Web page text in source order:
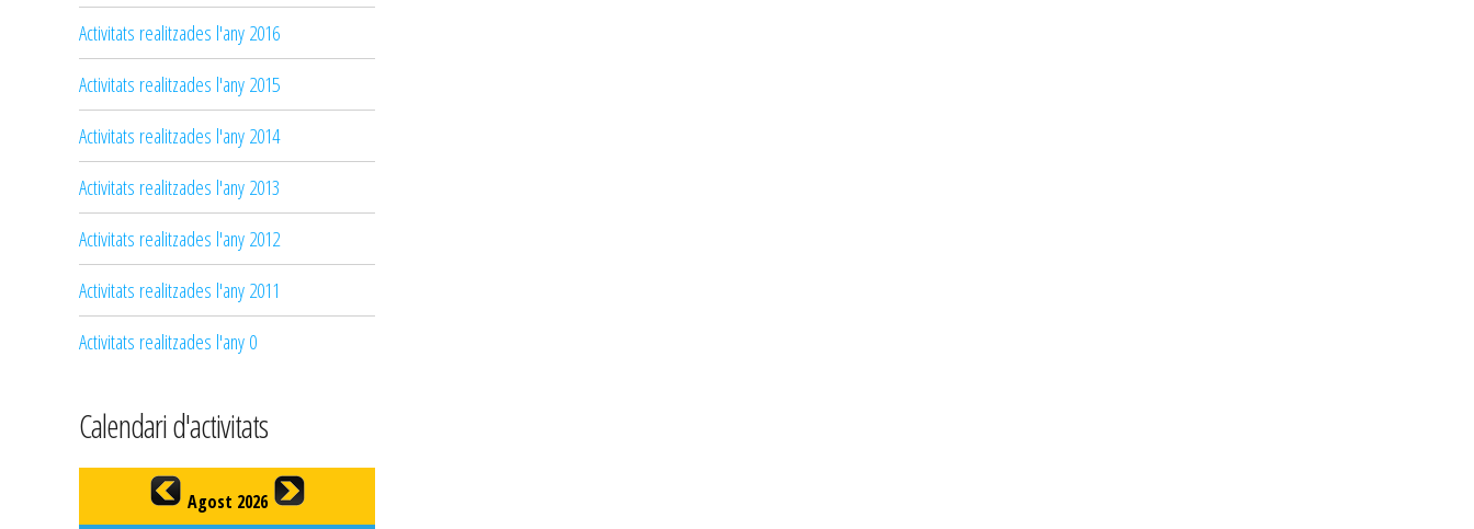
Activitats realitzades l'any 2016
Activitats realitzades l'any 2015
Activitats realitzades l'any 2014
Activitats realitzades l'any 2013
Activitats realitzades l'any 2012
Activitats realitzades l'any 2011
Activitats realitzades l'any 0
Calendari d'activitats
Agost 2026